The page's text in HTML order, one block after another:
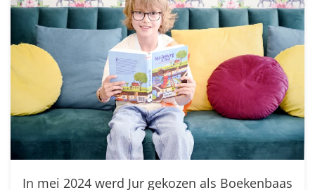
In mei 2024 werd Jur gekozen als Boekenbaas